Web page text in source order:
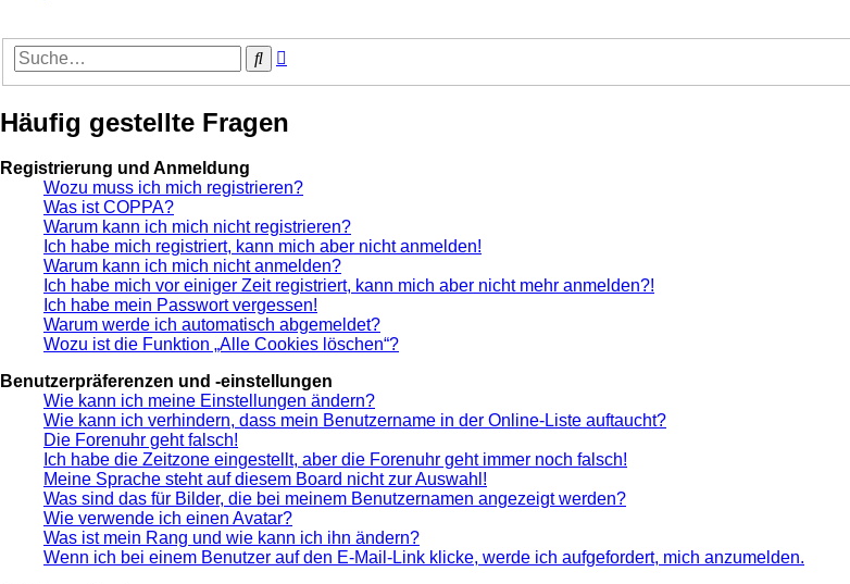
Suche
Häufig gestellte Fragen
Registrierung und Anmeldung
Wozu muss ich mich registrieren?
Was ist COPPA?
Warum kann ich mich nicht registrieren?
Ich habe mich registriert, kann mich aber nicht anmelden!
Warum kann ich mich nicht anmelden?
Ich habe mich vor einiger Zeit registriert, kann mich aber nicht mehr anmelden?!
Ich habe mein Passwort vergessen!
Warum werde ich automatisch abgemeldet?
Wozu ist die Funktion „Alle Cookies löschen“?
Benutzerpräferenzen und -einstellungen
Wie kann ich meine Einstellungen ändern?
Wie kann ich verhindern, dass mein Benutzername in der Online-Liste auftaucht?
Die Forenuhr geht falsch!
Ich habe die Zeitzone eingestellt, aber die Forenuhr geht immer noch falsch!
Meine Sprache steht auf diesem Board nicht zur Auswahl!
Was sind das für Bilder, die bei meinem Benutzernamen angezeigt werden?
Wie verwende ich einen Avatar?
Was ist mein Rang und wie kann ich ihn ändern?
Wenn ich bei einem Benutzer auf den E-Mail-Link klicke, werde ich aufgefordert, mich anzumelden.